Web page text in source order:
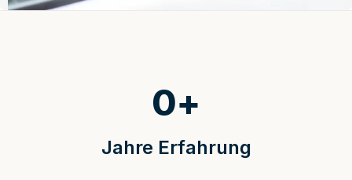
Jahre Erfahrung
0+